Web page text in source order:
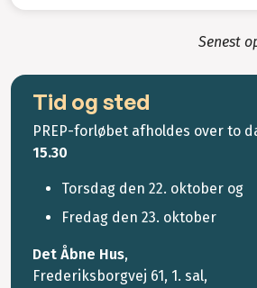
Senest
Tid og sted
PREP-forløbet afholdes over to
15.30
Torsdag den 22. oktober og
Fredag den 23. oktober
Det Åbne Hus,
Frederiksborgvej 61, 1. sal,